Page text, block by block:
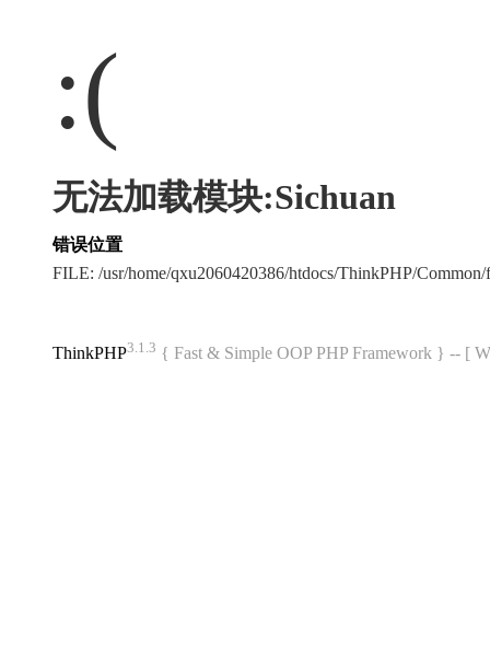
:(
无法加载模块:Sichuan
错误位置
FILE: /usr/home/qxu2060420386/htdocs/ThinkPHP/
ThinkPHP3.1.3 { Fast & Simple OOP PHP Framework } -- [